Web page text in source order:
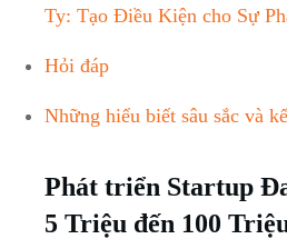
Ty: Tạo ​Điều Kiện cho‍ Sự
Hỏi đáp
Những⁢ hiểu‌ biết⁤ sâu sắc và
Phát triển ⁣Startup⁢
5 ⁤Triệu đến ⁢100